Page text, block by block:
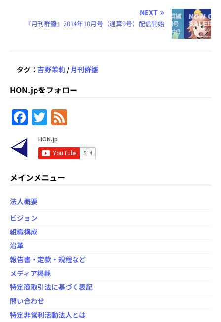
o n NEXT
『月刊群雛』2014年10月号（通算9号）配信開始
タグ： 吉野茉莉 /月刊群雛
HON.jpをフォロー
F
a
b
o
o
k
T
w
itt
er
e
d
メインメニュー
法人概要
ビジョン
組織構成
沿革
報告書・定款・規程など
メディア掲載
特定商取引法に基づく表記
問い合わせ
特定非営利活動法人とは